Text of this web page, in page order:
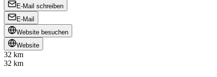
E-Mail schreiben
E-Mail
Website besuchen
Website
32 km
32 km